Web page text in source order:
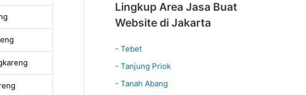
Lingkup Area Jasa Buat
Website di Jakarta
- Tebet
- Tanjung Priok
- Tanah Abang